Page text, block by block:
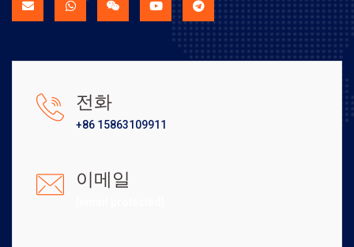
전화
+86 15863109911
이메일